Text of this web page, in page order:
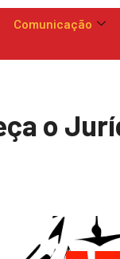
Comunicação
o